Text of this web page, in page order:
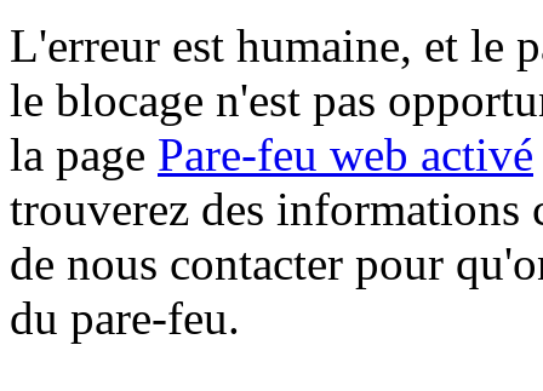
L'erreur est humaine, et le
le blocage n'est pas
la page Pare-feu web activé
trouverez des informations
de nous contacter pour
du pare-feu.